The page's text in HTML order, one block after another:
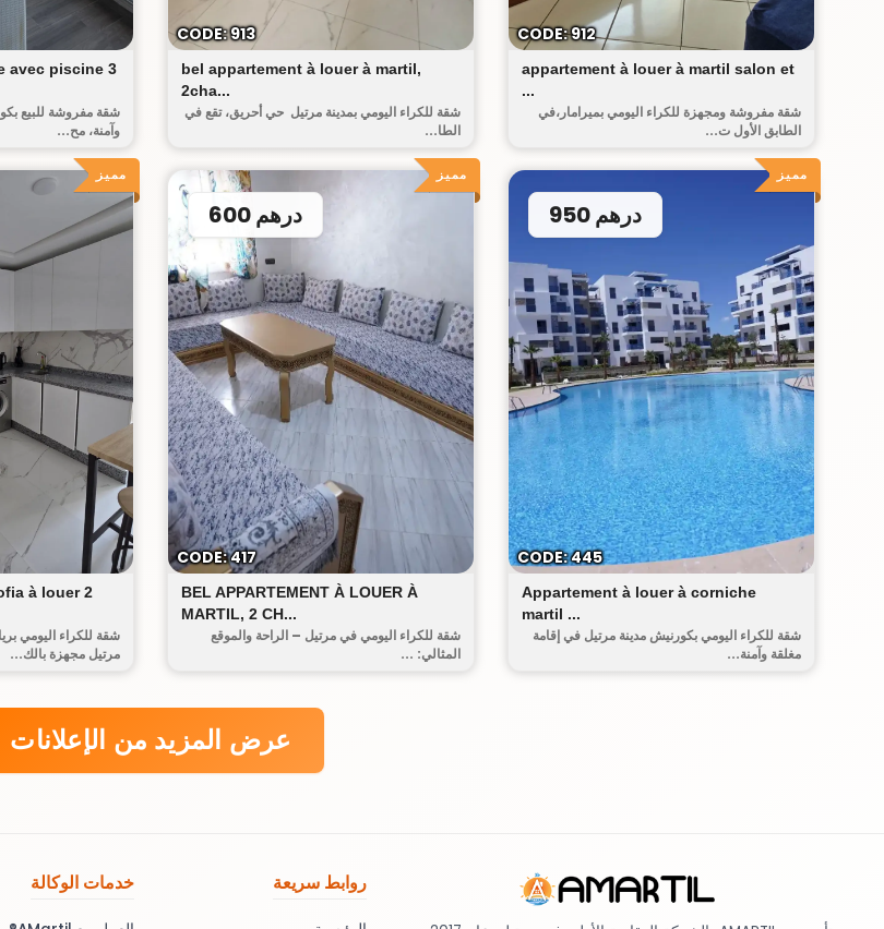
الكورنيش
avec piscine 3
شقة مفروشة للبيع
وآمنة، مح...
أحريق
bel appartement à louer à martil,
2cha...
شقة للكراء اليومي بمدينة مرتيل حي أحريق، تقع في
الطا...
CODE: 913
appartement à louer à martil salon et
...
شقة مفروشة ومجهزة للكراء اليومي بميرامار،في
الطابق الأول ت...
CODE: 912
مميز
رياض صوفيا
à louer 2
شقة للكراء اليومي
مرتيل مجهزة بالك...
مميز
أحريق
BEL APPARTEMENT À LOUER À
MARTIL, 2 CH...
600 درهم
شقة للكراء اليومي في مرتيل – الراحة والموقع
المثالي: ...
CODE: 417
مميز
Appartement à louer à corniche
martil ...
950 درهم
شقة للكراء اليومي بكورنيش مدينة مرتيل في إقامة
مغلقة وآمنة...
CODE: 445
عرض المزيد من الإعلانات
روابط سريعة خدمات الوكالة